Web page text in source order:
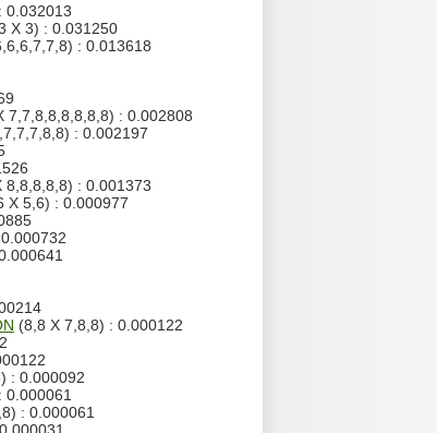
X 3) : 0.031250
: 0.013618
7,7,8,8,8,8,8,8) : 0.002808
: 0.002197
: 0.001373
X 5,6) : 0.000977
(8,8 X 7,8,8) : 0.000122
: 0.000092
0.000061
: 0.000061